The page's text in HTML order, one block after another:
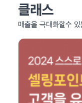
클래스
매출을 극대화할수